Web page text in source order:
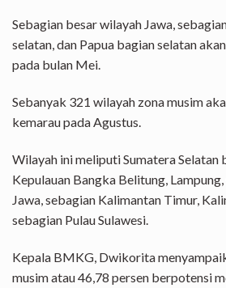
Sebagian besar wilayah Jawa,
selatan, dan Papua bagian selatan
pada bulan Mei.
Sebanyak 321 wilayah zona musim
kemarau pada Agustus.
Wilayah ini meliputi Sumatera Selatan
Kepulauan Bangka Belitung,
Jawa, sebagian Kalimantan Timur,
sebagian Pulau Sulawesi.
Kepala BMKG, Dwikorita
musim atau 46,78 persen berpotensi